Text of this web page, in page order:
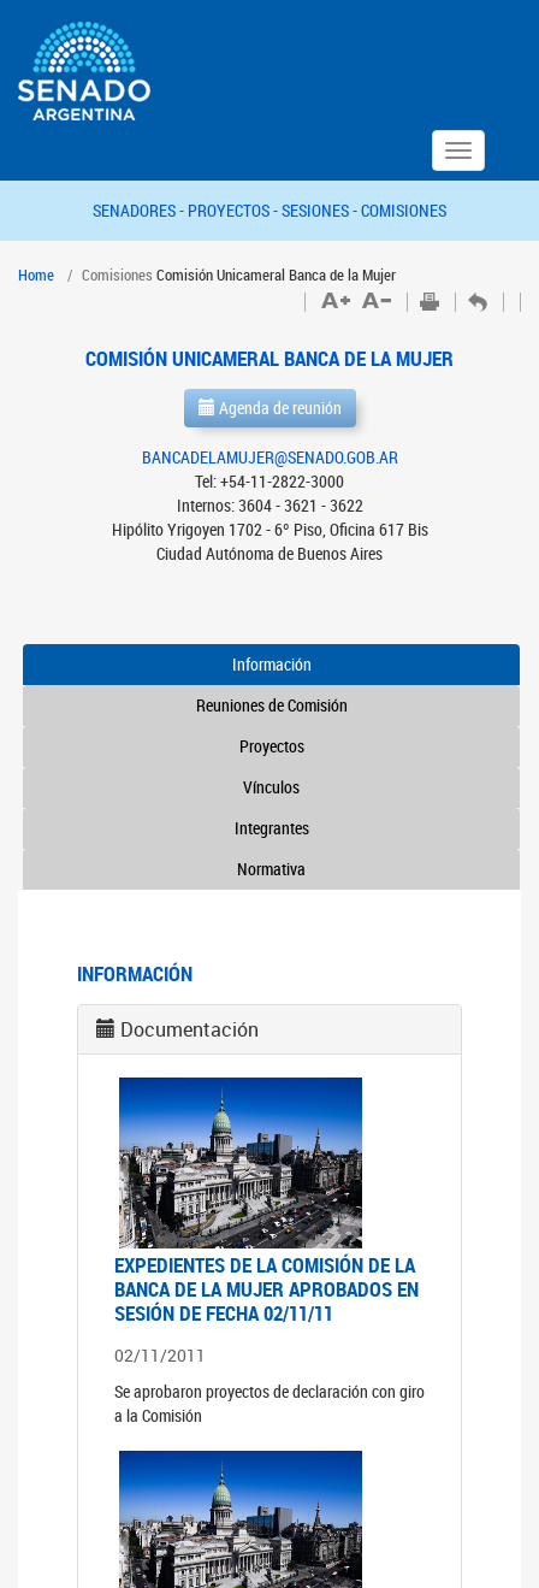
Toggle
navigation
SENADORES - PROYECTOS -SESIONES -COMISIONES
Home Comisiones Comisión Unicameral Banca de la Mujer
COMISIÓN UNICAMERAL BANCA DE LA MUJER
Agenda de reunión
BANCADELAMUJER@SENADO.GOB.AR
Tel: +54-11-2822-3000
Internos: 3604 - 3621 - 3622
Hipólito Yrigoyen 1702 - 6º Piso, Oficina 617 Bis
Ciudad Autónoma de Buenos Aires
Información
Reuniones de Comisión
Proyectos
Vínculos
Integrantes
Normativa
INFORMACIÓN
Documentación
EXPEDIENTES DE LA COMISIÓN DE LA
BANCA DE LA MUJER APROBADOS EN
SESIÓN DE FECHA 02/11/11
02/11/2011
Se aprobaron proyectos de declaración con giro
a la Comisión